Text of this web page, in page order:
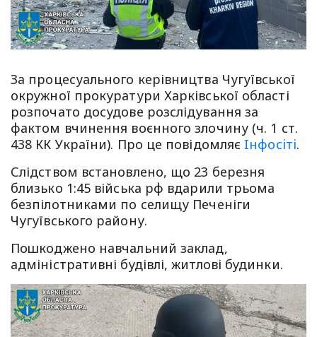
За процесуального керівництва Чугуївської
окружної прокуратури Харківської області
розпочато досудове розслідування за
фактом вчинення воєнного злочину (ч. 1 ст.
438 КК України). Про це повідомляє Iнфосiтi.
Слідством встановлено, що 23 березня
близько 1:45 війська рф вдарили трьома
безпілотниками по селищу Печеніги
Чугуївського району.
Пошкоджено навчальний заклад,
адміністративні будівлі, житлові будинки.